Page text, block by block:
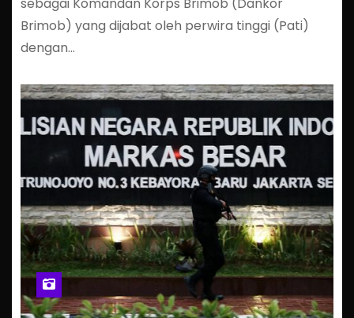
Brimob) yang dijabat oleh perwira tinggi (Pati)
dengan…